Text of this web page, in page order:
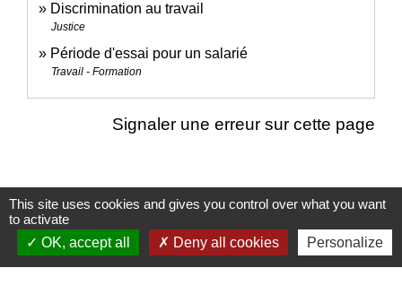
Discrimination au travail
Justice
Période d'essai pour un salarié
Travail - Formation
Signaler une erreur sur cette page
Nous contacter
Commune de Puylaurens
This site uses cookies and gives you control over what you want
to activate
OK, accept all
Deny all cookies Personalize